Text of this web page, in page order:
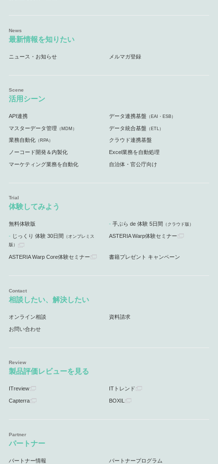
最新情報を知りたい
ニュース・お知らせ メルマガ登録
活用シーン
API連携 データ連携基盤 （EAI・ESB）
マスターデータ管理 （MDM） データ統合基盤 （ETL）
業務自動化（RPA） クラウド連携基盤
ノーコード開発＆内製化 Excel業務を自動処理
マーケティング業務を自動化 自治体・官公庁向け
体験してみよう
無料体験版 手ぶら de 体験 5日間 （クラウド版）
じっくり 体験 30日間 （オンプレミス
版）
ASTERIA Warp体験セミナー
ASTERIA Warp Core体験セミナー 書籍プレゼント キャンペーン
相談したい、解決したい
オンライン相談 資料請求
お問い合わせ
製品評価レビューを見る
ITreview ITトレンド
Capterra BOXIL
パートナー
パートナー情報 パートナープログラム